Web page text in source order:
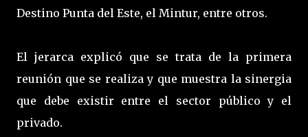
Destino Punta del Este, el Mintur, entre otros.
El jerarca explicó que se trata de la primera
reunión que se realiza y que muestra la sinergia
que debe existir entre el sector público y el
privado.